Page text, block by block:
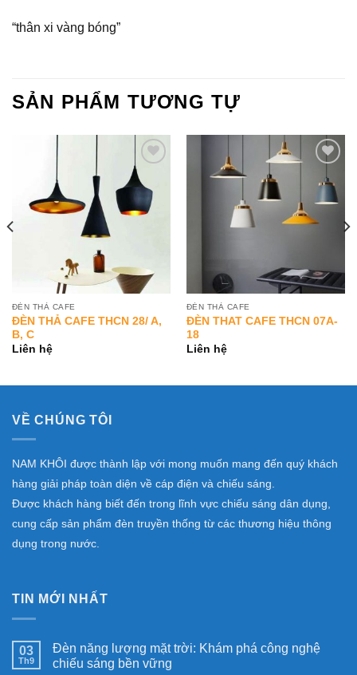
“thân xi vàng bóng”
SẢN PHẨM TƯƠNG TỰ
Add to
Wishlist
ĐÈN THẢ CAFE
ĐÈN THẢ CAFE THCN 28/ A,
B, C
Liên hệ
Add to
Wishlist
ĐÈN THẢ CAFE
ĐÈN THAT CAFE THCN 07A-
18
Liên hệ
VỀ CHÚNG TÔI
NAM KHÔI được thành lập với mong muốn mang đến quý khách
hàng giải pháp toàn diện về cáp điện và chiếu sáng.
Được khách hàng biết đến trong lĩnh vực chiếu sáng dân dụng,
cung cấp sản phẩm đèn truyền thống từ các thương hiệu thông
dụng trong nước.
TIN MỚI NHẤT
03
Th9
Đèn năng lượng mặt trời: Khám phá công nghệ
chiếu sáng bền vững